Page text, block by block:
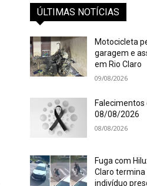
ÚLTIMAS NOTÍCIAS
Motocicleta
garagem e
em Rio Claro
09/08/2026
08/08/2026
08/08/2026
Fuga com
Claro
indivíduo